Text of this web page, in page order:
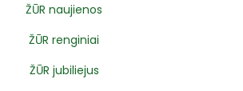
ŽŪR naujienos
ŽŪR renginiai
ŽŪR jubiliejus